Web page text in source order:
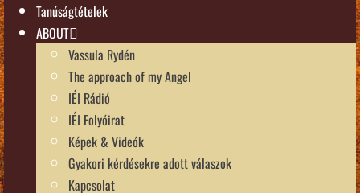
Tanúságtételek
ABOUT
Vassula Rydén
The approach of my Angel
IÉI Rádió
IÉI Folyóirat
Képek & Videók
Gyakori kérdésekre adott válaszok
Kapcsolat